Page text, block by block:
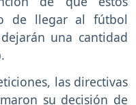
de llegar al fútbol
una cantidad
las directivas
su decisión de